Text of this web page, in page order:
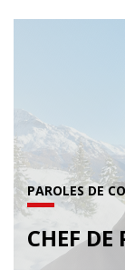
PAROLES DE
CHEF DE